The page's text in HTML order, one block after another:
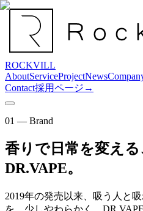
ROCKVILL
AboutServiceProjectNews
Contact採用ページ →
01 — Brand
香りで日常を変える
DR.VAPE。
2019年の発売以来、吸う人と
を、少しやわらかく。